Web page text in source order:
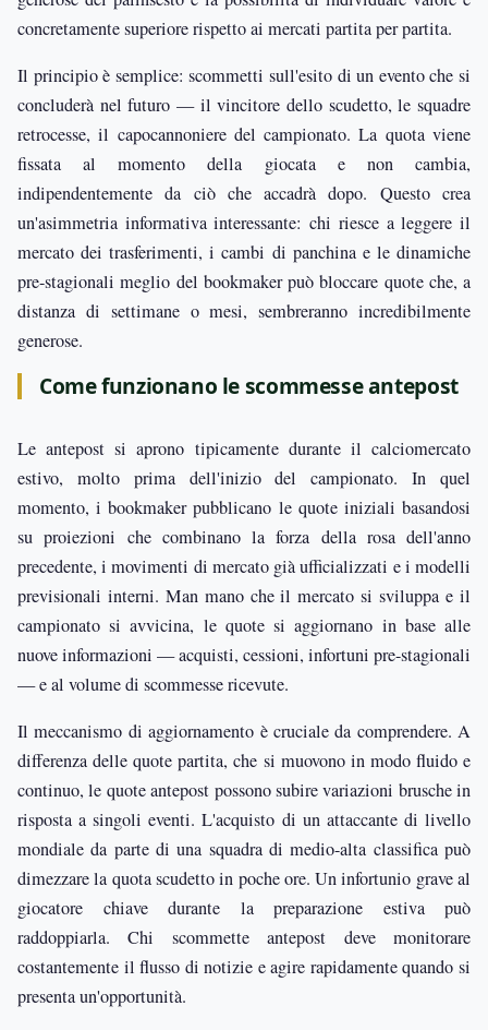
concretamente superiore rispetto ai mercati partita per partita.
Il principio è semplice: scommetti sull'esito di un evento che si
concluderà nel futuro — il vincitore dello scudetto, le squadre
retrocesse, il capocannoniere del campionato. La quota viene
fissata al momento della giocata e non cambia,
indipendentemente da ciò che accadrà dopo. Questo crea
un'asimmetria informativa interessante: chi riesce a leggere il
mercato dei trasferimenti, i cambi di panchina e le dinamiche
pre-stagionali meglio del bookmaker può bloccare quote che, a
distanza di settimane o mesi, sembreranno incredibilmente
generose.
Come funzionano le scommesse antepost
Le antepost si aprono tipicamente durante il calciomercato
estivo, molto prima dell'inizio del campionato. In quel
momento, i bookmaker pubblicano le quote iniziali basandosi
su proiezioni che combinano la forza della rosa dell'anno
precedente, i movimenti di mercato già ufficializzati e i modelli
previsionali interni. Man mano che il mercato si sviluppa e il
campionato si avvicina, le quote si aggiornano in base alle
nuove informazioni — acquisti, cessioni, infortuni pre-stagionali
— e al volume di scommesse ricevute.
Il meccanismo di aggiornamento è cruciale da comprendere. A
differenza delle quote partita, che si muovono in modo fluido e
continuo, le quote antepost possono subire variazioni brusche in
risposta a singoli eventi. L'acquisto di un attaccante di livello
mondiale da parte di una squadra di medio-alta classifica può
dimezzare la quota scudetto in poche ore. Un infortunio grave al
giocatore chiave durante la preparazione estiva può
raddoppiarla. Chi scommette antepost deve monitorare
costantemente il flusso di notizie e agire rapidamente quando si
presenta un'opportunità.